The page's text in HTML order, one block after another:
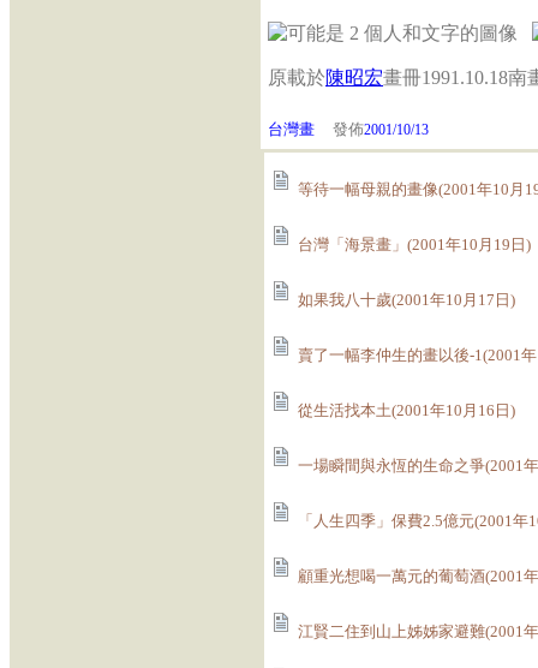
原載於陳昭宏畫冊1991.10.18南
台灣畫 發佈2001/10/13
等待一幅母親的畫像(2001年10月
台灣「海景畫」(2001年10月19日)
如果我八十歲(2001年10月17日)
賣了一幅李仲生的畫以後-1(2001
從生活找本土(2001年10月16日)
一場瞬間與永恆的生命之爭(2001
「人生四季」保費2.5億元(2001年
顧重光想喝一萬元的葡萄酒(2001
江賢二住到山上姊姊家避難(2001